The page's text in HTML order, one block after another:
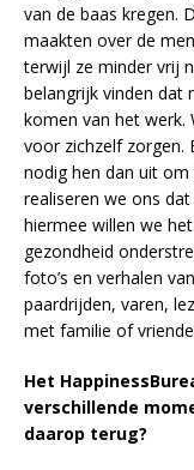
van de baas kregen.
maakten over de
terwijl ze minder vrij
belangrijk vinden dat
komen van het werk.
voor zichzelf zorgen.
nodig hen dan uit
realiseren we ons
hiermee willen we
gezondheid
foto’s en verhalen
paardrijden, varen,
met familie of
Het
verschillende
daarop terug?